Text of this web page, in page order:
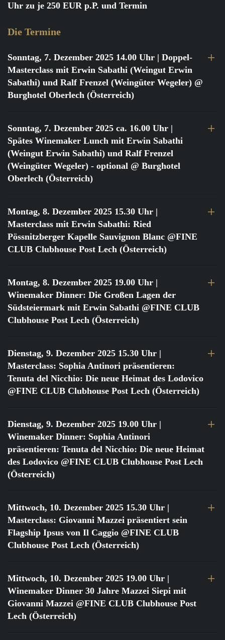
Uhr zu je 250 EUR p.P. und Termin
Die Termine
Sonntag, 7. Dezember 2025 14.00 Uhr | Doppel-
Masterclass mit Erwin Sabathi (Weingut Erwin
Sabathi) und Ralf Frenzel (Weingüter Wegeler) @
Burghotel Oberlech (Österreich)
Sonntag, 7. Dezember 2025 ca. 16.00 Uhr |
Spätes Winemaker Lunch mit Erwin Sabathi
(Weingut Erwin Sabathi) und Ralf Frenzel
(Weingüter Wegeler) - optional @ Burghotel
Oberlech (Österreich)
Montag, 8. Dezember 2025 15.30 Uhr |
Masterclass mit Erwin Sabathi: Ried
Pössnitzberger Kapelle Sauvignon Blanc @FINE
CLUB Clubhouse Post Lech (Österreich)
Montag, 8. Dezember 2025 19.00 Uhr |
Winemaker Dinner: Die Großen Lagen der
Südsteiermark mit Erwin Sabathi @FINE CLUB
Clubhouse Post Lech (Österreich)
Dienstag, 9. Dezember 2025 15.30 Uhr |
Masterclass: Sophia Antinori präsentieren:
Tenuta del Nicchio: Die neue Heimat des Lodovico
@FINE CLUB Clubhouse Post Lech (Österreich)
Dienstag, 9. Dezember 2025 19.00 Uhr |
Winemaker Dinner: Sophia Antinori
präsentieren: Tenuta del Nicchio: Die neue Heimat
des Lodovico @FINE CLUB Clubhouse Post Lech
(Österreich)
Mittwoch, 10. Dezember 2025 15.30 Uhr |
Masterclass: Giovanni Mazzei präsentiert sein
Flagship Ipsus von Il Caggio @FINE CLUB
Clubhouse Post Lech (Österreich)
Mittwoch, 10. Dezember 2025 19.00 Uhr |
Winemaker Dinner 30 Jahre Mazzei Siepi mit
Giovanni Mazzei @FINE CLUB Clubhouse Post
Lech (Österreich)